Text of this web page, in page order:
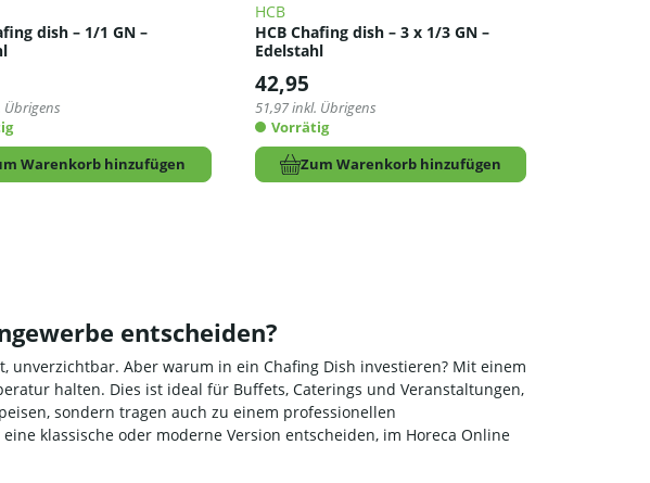
dish – 1/1 GN –
Übrigens
Warenkorb hinzufügen
HCB
HCB Chafing dish – 3 x 1/3 GN –
Edelstahl
42,95
51,97inkl. Übrigens
Vorrätig
Zum Warenkorb hinzufügen
entscheiden?
Aber warum in ein Chafing Dish investieren? Mit einem
halten. Dies ist ideal für Buffets, Caterings und Veranstaltungen,
sondern tragen auch zu einem professionellen
klassische oder moderne Version entscheiden, im Horeca Online